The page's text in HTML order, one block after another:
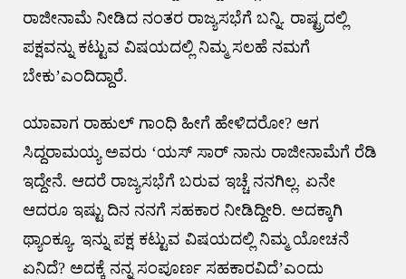
ರಾಜೀನಾಮೆ ನೀಡಿದ ನಂತರ ರಾಜ್ಯಸಭೆಗೆ ಬನ್ನಿ. ರಾಷ್ಟ್ರದಲ್ಲಿ
ಪಕ್ಷವನ್ನು ಕಟ್ಟುವ ವಿಷಯದಲ್ಲಿ ನಿಮ್ಮ ಸಲಹೆ ನಮಗೆ
ಬೇಕು’ಎಂದಿದ್ದಾರೆ.
ಯಾವಾಗ ರಾಹುಲ್ ಗಾಂಧಿ ಹೀಗೆ ಹೇಳಿದರೋ? ಆಗ
ಸಿದ್ದರಾಮಯ್ಯ ಅವರು ‘ಯಸ್ ಸಾರ್ ನಾನು ರಾಜೀನಾಮೆಗೆ ರೆಡಿ
ಇದ್ದೇನೆ. ಆದರೆ ರಾಜ್ಯಸಭೆಗೆ ಬರುವ ಇಚ್ಚೆ ನನಗಿಲ್ಲ. ಏನೇ
ಆದರೂ ಇಷ್ಟು ದಿನ ನನಗೆ ಸಹಕಾರ ನೀಡಿದ್ದೀರಿ. ಅದಕ್ಕಾಗಿ
ಥ್ಯಾಂಕ್ಯೂ. ಇನ್ನು ಪಕ್ಷ ಕಟ್ಟುವ ವಿಷಯದಲ್ಲಿ ನಿಮ್ಮ ಯೋಚನೆ
ಏನಿದೆ? ಅದಕ್ಕೆ ನನ್ನ ಸಂಪೂರ್ಣ ಸಹಕಾರವಿದೆ’ಎಂದು